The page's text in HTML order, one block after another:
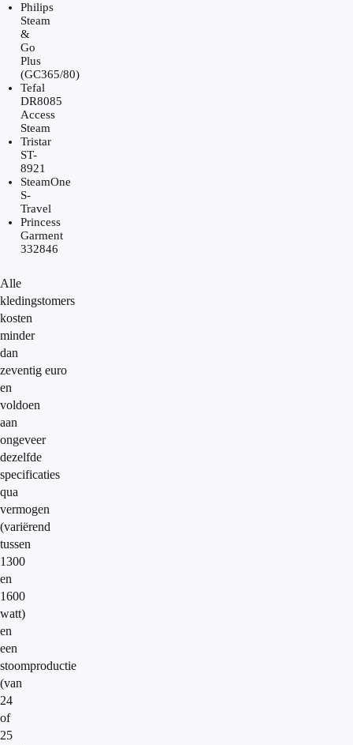
Philips
Steam
&
Go
Plus
(GC365/80)
Tefal
DR8085
Access
Steam
Tristar
ST-
8921
SteamOne
S-
Travel
Princess
Garment
332846
Alle
kledingstomers
kosten
minder
dan
zeventig euro
en
voldoen
aan
ongeveer
dezelfde
specificaties
qua
vermogen
(variërend
tussen
1300
en
1600
watt)
en
een
stoomproductie
(van
24
of
25